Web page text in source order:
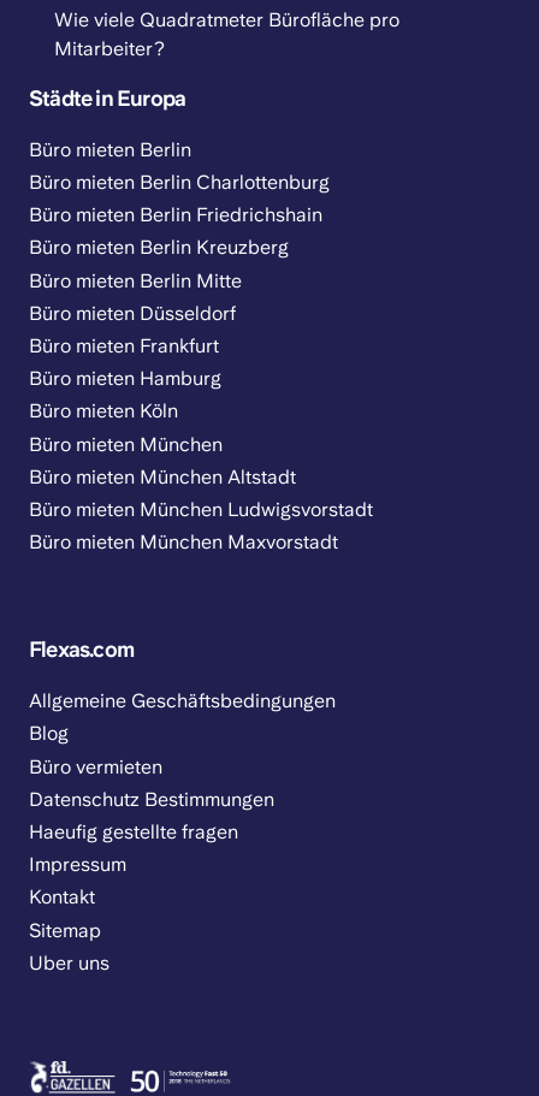
Wie viele Quadratmeter Bürofläche pro
Mitarbeiter?
Städte in Europa
Büro mieten Berlin
Büro mieten Berlin Charlottenburg
Büro mieten Berlin Friedrichshain
Büro mieten Berlin Kreuzberg
Büro mieten Berlin Mitte
Büro mieten Düsseldorf
Büro mieten Frankfurt
Büro mieten Hamburg
Büro mieten Köln
Büro mieten München
Büro mieten München Altstadt
Büro mieten München Ludwigsvorstadt
Büro mieten München Maxvorstadt
Flexas.com
Allgemeine Geschäftsbedingungen
Blog
Büro vermieten
Datenschutz Bestimmungen
Haeufig gestellte fragen
Impressum
Kontakt
Sitemap
Uber uns